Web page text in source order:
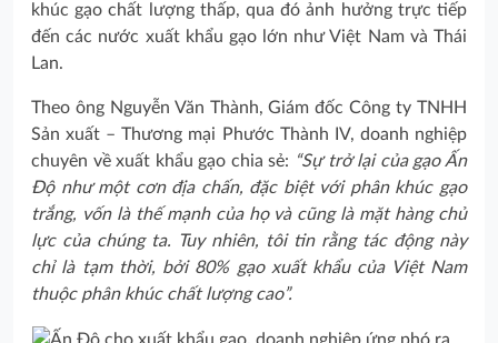
khúc gạo chất lượng thấp, qua đó ảnh hưởng trực tiếp
đến các nước xuất khẩu gạo lớn như Việt Nam và Thái
Lan.
Theo ông Nguyễn Văn Thành, Giám đốc Công ty TNHH
Sản xuất – Thương mại Phước Thành IV, doanh nghiệp
chuyên về xuất khẩu gạo chia sẻ: “Sự trở lại của gạo Ấn
Độ như một cơn địa chấn, đặc biệt với phân khúc gạo
trắng, vốn là thế mạnh của họ và cũng là mặt hàng chủ
lực của chúng ta. Tuy nhiên, tôi tin rằng tác động này
chỉ là tạm thời, bởi 80% gạo xuất khẩu của Việt Nam
thuộc phân khúc chất lượng cao”.